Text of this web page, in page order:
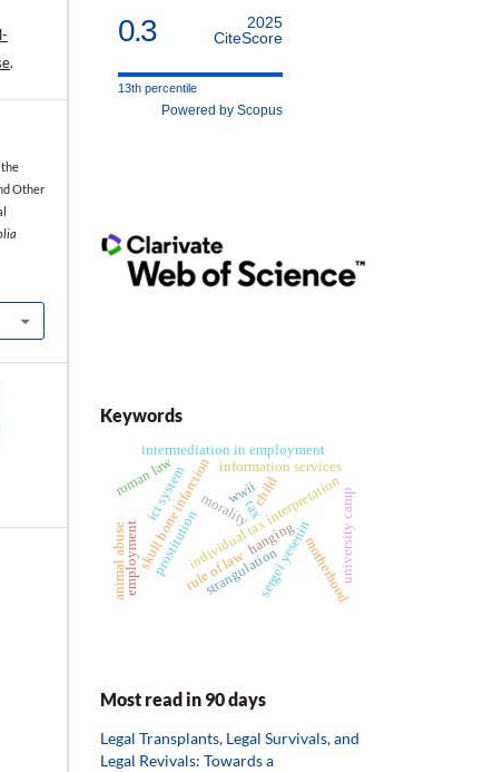
.
the
Other
0.3
2025
CiteScore
13th percentile
Powered by Scopus
Keywords
prostitution tax
individual tax interpretation
morality
sergei yesenin
hanging
strangulation
skull bone infarction child
motherhood
intermediation in employment
information services
ict system
employment
animal abuse rule of law university camp
wwii
roman law
Most read in 90 days
Legal Transplants, Legal Survivals, and
Legal Revivals: Towards a